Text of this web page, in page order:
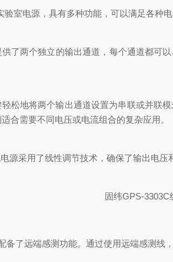
电源，具有多种功能，可以满足各种电
供了两个独立的输出通道，每个通道都可
地将两个输出通道设置为串联或并联模
合需要不同电压或电流组合的复杂应用。
采用了线性调节技术，确保了输出电压
远端感测功能。通过使用远端感测线